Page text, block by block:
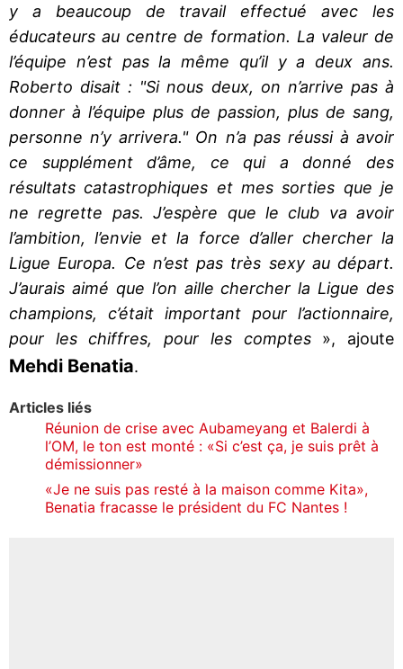
y a beaucoup de travail effectué avec les
éducateurs au centre de formation. La valeur de
l’équipe n’est pas la même qu’il y a deux ans.
Roberto disait : "Si nous deux, on n’arrive pas à
donner à l’équipe plus de passion, plus de sang,
personne n’y arrivera." On n’a pas réussi à avoir
ce supplément d’âme, ce qui a donné des
résultats catastrophiques et mes sorties que je
ne regrette pas. J’espère que le club va avoir
l’ambition, l’envie et la force d’aller chercher la
Ligue Europa. Ce n’est pas très sexy au départ.
J’aurais aimé que l’on aille chercher la Ligue des
champions, c’était important pour l’actionnaire,
pour les chiffres, pour les comptes», ajoute
Mehdi Benatia.
Articles liés
Réunion de crise avec Aubameyang et Balerdi à
l’OM, le ton est monté : «Si c’est ça, je suis prêt à
démissionner»
«Je ne suis pas resté à la maison comme Kita»,
Benatia fracasse le président du FC Nantes !